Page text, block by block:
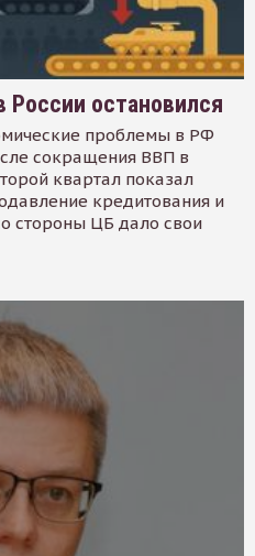
России остановился
проблемы в РФ
сокращения ВВП в
квартал показал
кредитования и
стороны ЦБ дало свои